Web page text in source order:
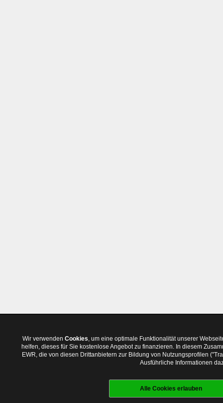
Wir verwenden Cookies, um eine optimale Funktionalität unserer
helfen, dieses für Sie kostenlose Angebot zu finanzieren. In diesem
EWR, die von diesen Drittanbietern zur Bildung von Nutzungsprofilen
Ausführliche Informationen
Alle Cookies erlauben